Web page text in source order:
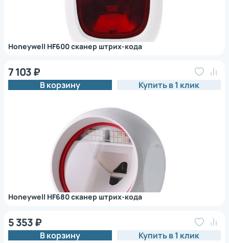
Honeywell HF600 сканер штрих-кода
Honeywell HF680 сканер штрих-кода
7 103 ₽
В корзину Купить в 1 клик
5 353 ₽
В корзину Купить в 1 клик